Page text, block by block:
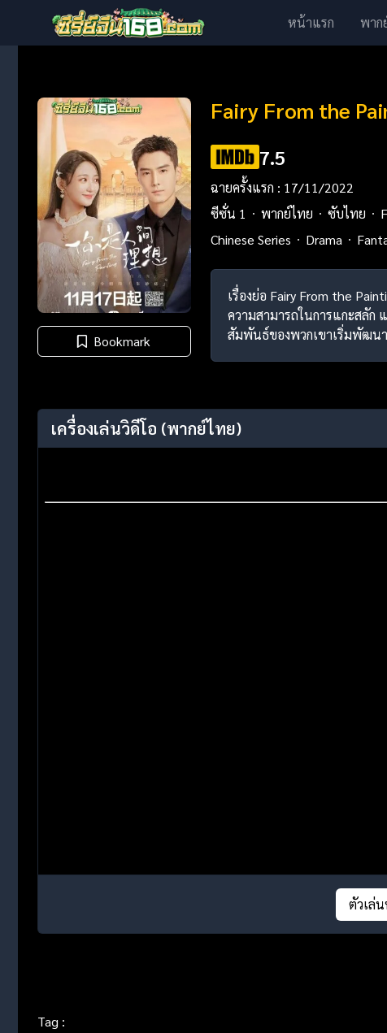
หน้าแรก พาก
Bookmark
Fairy From the
7.5
ฉายครั้งแรก : 17/11/2022
ซีซั่น 1
พากย์ไทย ซับไทย
Chinese Series
Drama
เรื่องย่อ Fairy From the
ความสามารถในการแกะสลัก
สัมพันธ์ของพวกเขาเริ่มพัฒนา
เครื่องเล่นวิดีโอ (พากย์ไทย)
ตัวเล่
Tag :